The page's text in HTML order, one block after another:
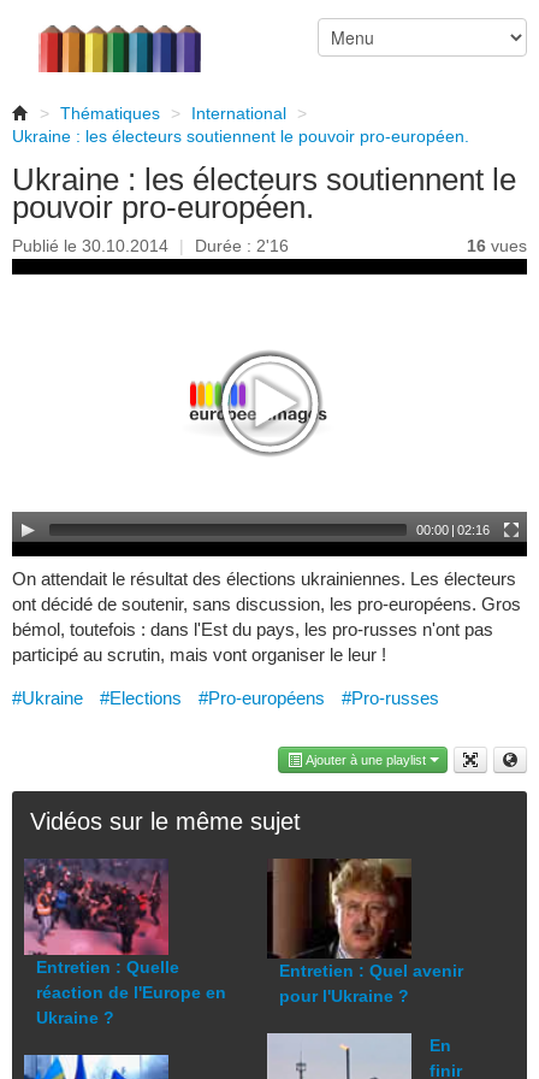
> Thématiques > International
>
Ukraine : les électeurs soutiennent le pouvoir pro-européen.
Ukraine : les électeurs soutiennent le
pouvoir pro-européen.
Publié le 30.10.2014 | Durée : 2'16 16 vues
00:00 | 02:16
On attendait le résultat des élections ukrainiennes. Les électeurs
ont décidé de soutenir, sans discussion, les pro-européens. Gros
bémol, toutefois : dans l'Est du pays, les pro-russes n'ont pas
participé au scrutin, mais vont organiser le leur !
#Ukraine #Elections #Pro-européens #Pro-russes
Ajouter à une playlist
Vidéos sur le même sujet
Entretien : Quelle
réaction de l'Europe en
Ukraine ?
Entretien : Quel avenir
pour l'Ukraine ?
En
finir